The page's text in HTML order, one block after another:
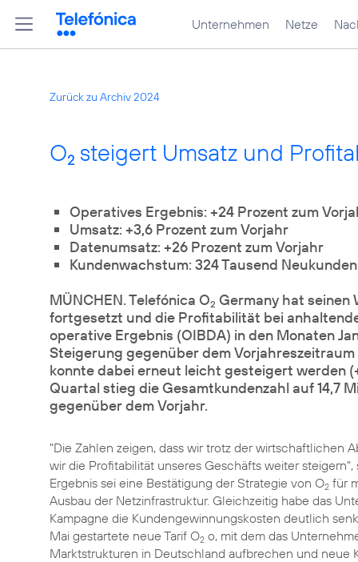
Unternehmen Netze
Zurück zu Archiv 2024
O2 steigert Umsatz und
Operatives Ergebnis: +24 Prozent zum
Umsatz: +3,6 Prozent zum Vorjahr
Datenumsatz: +26 Prozent zum Vorjahr
Kundenwachstum: 324 Tausend
MÜNCHEN. Telefónica O2 Germany hat
fortgesetzt und die Profitabilität bei
operative Ergebnis (OIBDA) in den Monaten
Steigerung gegenüber dem
konnte dabei erneut leicht gesteigert werden
Quartal stieg die Gesamtkundenzahl auf 14,7
gegenüber dem Vorjahr.
"Die Zahlen zeigen, dass wir trotz der wirtschaftlichen
wir die Profitabilität unseres Geschäfts weiter steigern",
Ergebnis sei eine Bestätigung der Strategie von O2 für
Ausbau der Netzinfrastruktur. Gleichzeitig habe das
Kampagne die Kundengewinnungskosten deutlich
Mai gestartete neue Tarif O2 o, mit dem das
Marktstrukturen in Deutschland aufbrechen und neue